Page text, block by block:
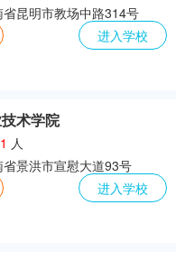
昆明市教场中路314号
进入学校
术学院
人
景洪市宣慰大道93号
进入学校